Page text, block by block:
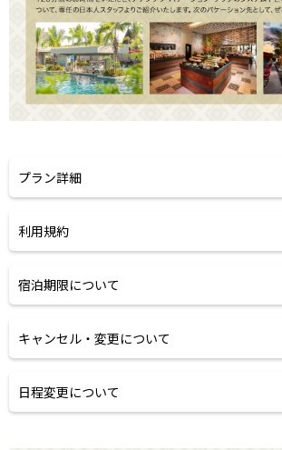
プラン詳細
①One Bedroom Apartment Suite/1ベッドル
ント・スイート
３泊４日
朝食込み(2名様分)
プーケット国際空港⇔リゾート間送迎込み
*木・金・土にあたる宿泊の場合は追加料金の
*2025年12月23日から12月31日までのご宿泊
利用規約
・利用規約
適応されます。
2.オファーは2025年12月31日までの予約及び
3.オファーは空室状況によって異なり、同等
のある代替品が提供される場合があります。
宿泊期限について
・本プランのお申し込み・ご宿泊期限は2025
キャンセル・変更について
・ご購入日から8日以内に書面にてキャンセ
いた場合は、パッケージ料金を全額返金いた
日程変更について